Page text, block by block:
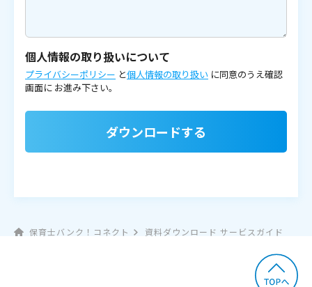
個人情報の取り扱いについて
プライバシーポリシー と個人情報の取り扱い に同意のうえ確認
画面に お進み下さい。
ダウンロードする
保育士バンク！コネクト 資料ダウンロード サービスガイド